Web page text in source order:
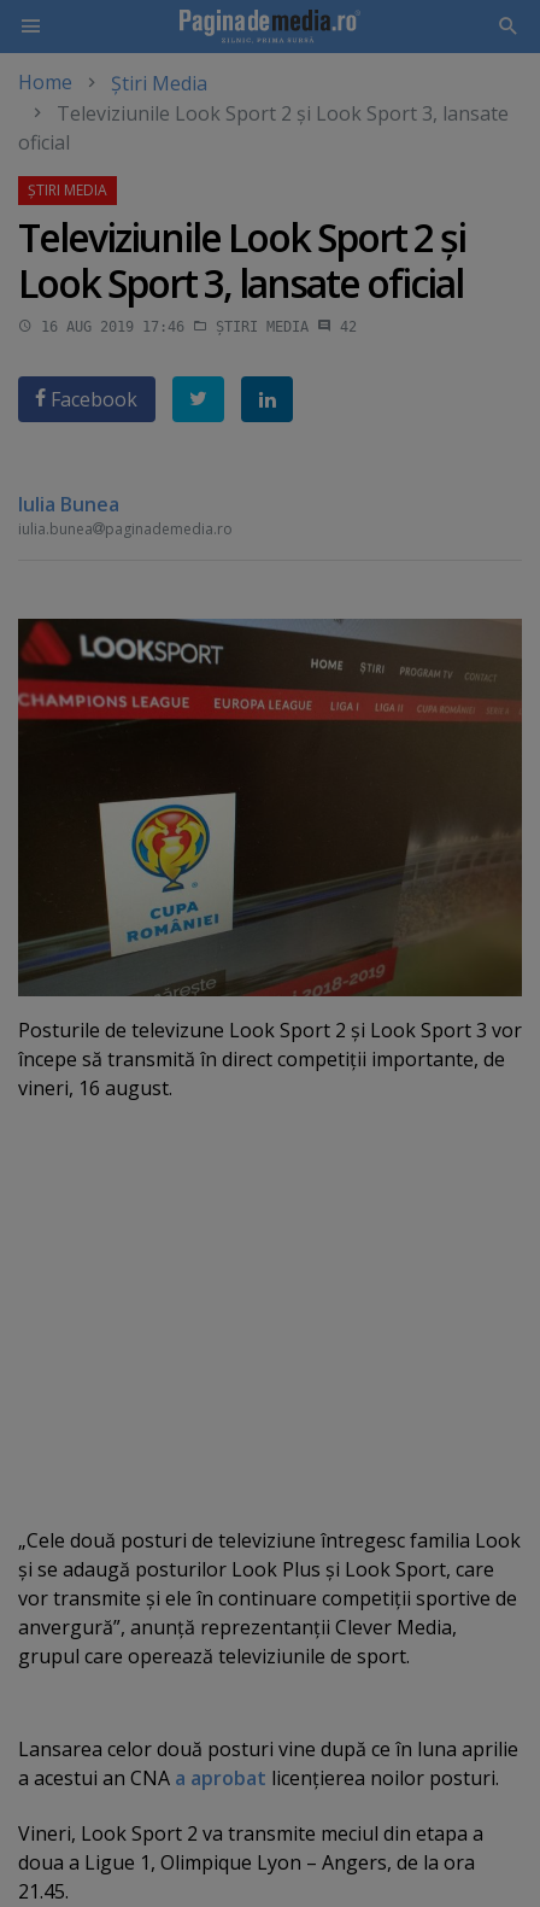
main
content
Home
Știri Media
Televiziunile Look Sport 2 şi Look Sport 3, lansate
oficial
Televiziunile Look Sport 2 şi
Look Sport 3, lansate oficial
16 AUG 2019 17:46 ȘTIRI MEDIA 42
Facebook
Iulia Bunea
iulia.bunea paginademedia.ro
Posturile de televizune Look Sport 2 şi Look Sport 3 vor
începe să transmită în direct competiţii importante, de
vineri, 16 august.
„Cele două posturi de televiziune întregesc familia Look
şi se adaugă posturilor Look Plus şi Look Sport, care
vor transmite şi ele în continuare competiţii sportive de
anvergură”, anunţă reprezentanţii Clever Media,
grupul care operează televiziunile de sport.
Lansarea celor două posturi vine după ce în luna aprilie
a acestui an CNA a aprobat licenţierea noilor posturi.
Vineri, Look Sport 2 va transmite meciul din etapa a
doua a Ligue 1, Olimpique Lyon – Angers, de la ora
21.45.